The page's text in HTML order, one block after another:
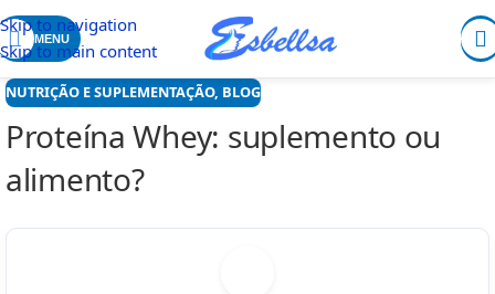
Skip to navigation
Skip to main content
MENU
NUTRIÇÃO E SUPLEMENTAÇÃO, BLOG
Proteína Whey: suplemento ou
alimento?